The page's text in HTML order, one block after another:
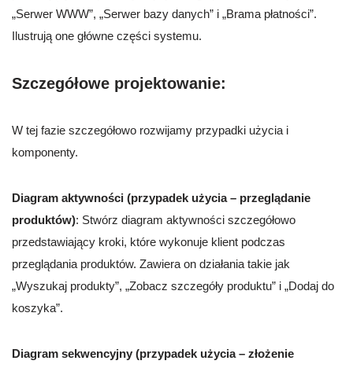
„Serwer WWW”, „Serwer bazy danych” i „Brama płatności”.
Ilustrują one główne części systemu.
Szczegółowe projektowanie:
W tej fazie szczegółowo rozwijamy przypadki użycia i
komponenty.
Diagram aktywności (przypadek użycia – przeglądanie
produktów): Stwórz diagram aktywności szczegółowo
przedstawiający kroki, które wykonuje klient podczas
przeglądania produktów. Zawiera on działania takie jak
„Wyszukaj produkty”, „Zobacz szczegóły produktu” i „Dodaj do
koszyka”.
Diagram sekwencyjny (przypadek użycia – złożenie